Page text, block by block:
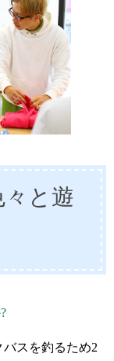
と遊
スを釣るため2